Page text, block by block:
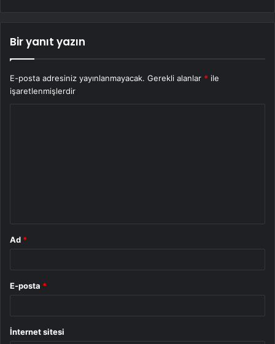
Bir yanıt yazın
E-posta adresiniz yayınlanmayacak. Gerekli alanlar * ile
işaretlenmişlerdir
Ad *
E-posta *
İnternet sitesi